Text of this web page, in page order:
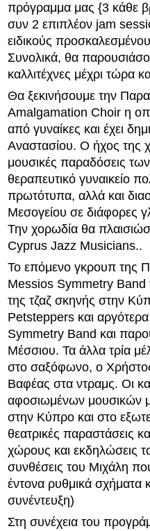
πρόγραμμα μας {3 κάθε
συν 2 επιπλέον jam
ειδικούς
Συνολικά, θα
καλλιτέχνες μέχρι τώρα
Θα ξεκινήσουμε την
Amalgamation Choir η
από γυναίκες και έχει
Αναστασίου. Ο ήχος της
μουσικές παραδόσεις
θεραπευτικό γυναικείο
πρωτότυπα, αλλά και
Μεσογείου σε διάφορες
Την χορωδία θα
Cyprus Jazz Musicians..
Το επόμενο γκρουπ της
Messios Symmetry Band
της τζαζ σκηνής στην
Petsteppers και
Symmetry Band και
Μέσσιου. Τα άλλα τρία
στο σαξόφωνο, ο
Βαφέας στα ντραμς. Οι
αφοσιωμένων μουσικών
στην Κύπρο και στο
θεατρικές παραστάσεις
χώρους και εκδηλώσεις
συνθέσεις του Μιχάλη
έντονα ρυθμικά σχήματα
συνέντευξη)
Στη συνέχεια του